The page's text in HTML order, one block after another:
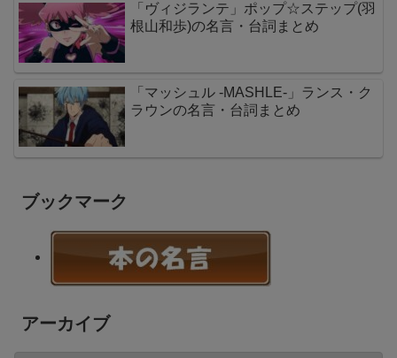
「ヴィジランテ」ポップ☆ステップ(羽
根山和歩)の名言・台詞まとめ
「マッシュル -MASHLE-」ランス・ク
ラウンの名言・台詞まとめ
ブックマーク
アーカイブ